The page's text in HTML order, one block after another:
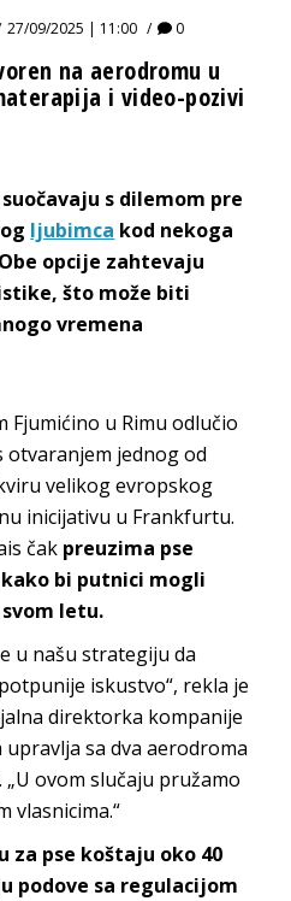
27/09/2025 | 11:00 0
na aerodromu u
i video-pozivi
s dilemom pre
ljubimca kod nekoga
opcije zahtevaju
što može biti
vremena
u Rimu odlučio
otvaranjem jednog od
velikog evropskog
inicijativu u Frankfurtu.
čak preuzima pse
bi putnici mogli
letu.
u našu strategiju da
iskustvo“, rekla je
direktorka kompanije
sa dva aerodroma
ovom slučaju pružamo
vlasnicima.“
za pse koštaju oko 40
podove sa regulacijom